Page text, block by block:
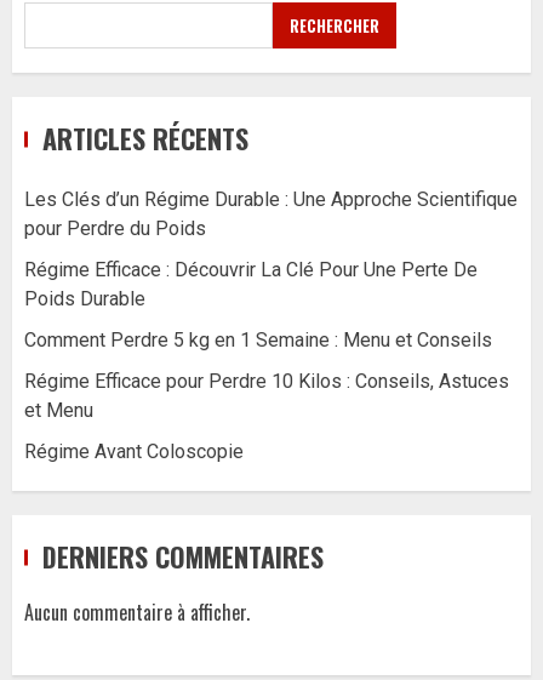
RECHERCHER
ARTICLES RÉCENTS
Les Clés d’un Régime Durable : Une Approche Scientifique
pour Perdre du Poids
Régime Efficace : Découvrir La Clé Pour Une Perte De
Poids Durable
Comment Perdre 5 kg en 1 Semaine : Menu et Conseils
Régime Efficace pour Perdre 10 Kilos : Conseils, Astuces
et Menu
Régime Avant Coloscopie
DERNIERS COMMENTAIRES
Aucun commentaire à afficher.